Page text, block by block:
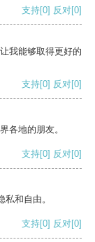
支持[0] 反对[0]
我能够取得更好的
支持[0] 反对[0]
各地的朋友。
支持[0] 反对[0]
和自由。
支持[0] 反对[0]